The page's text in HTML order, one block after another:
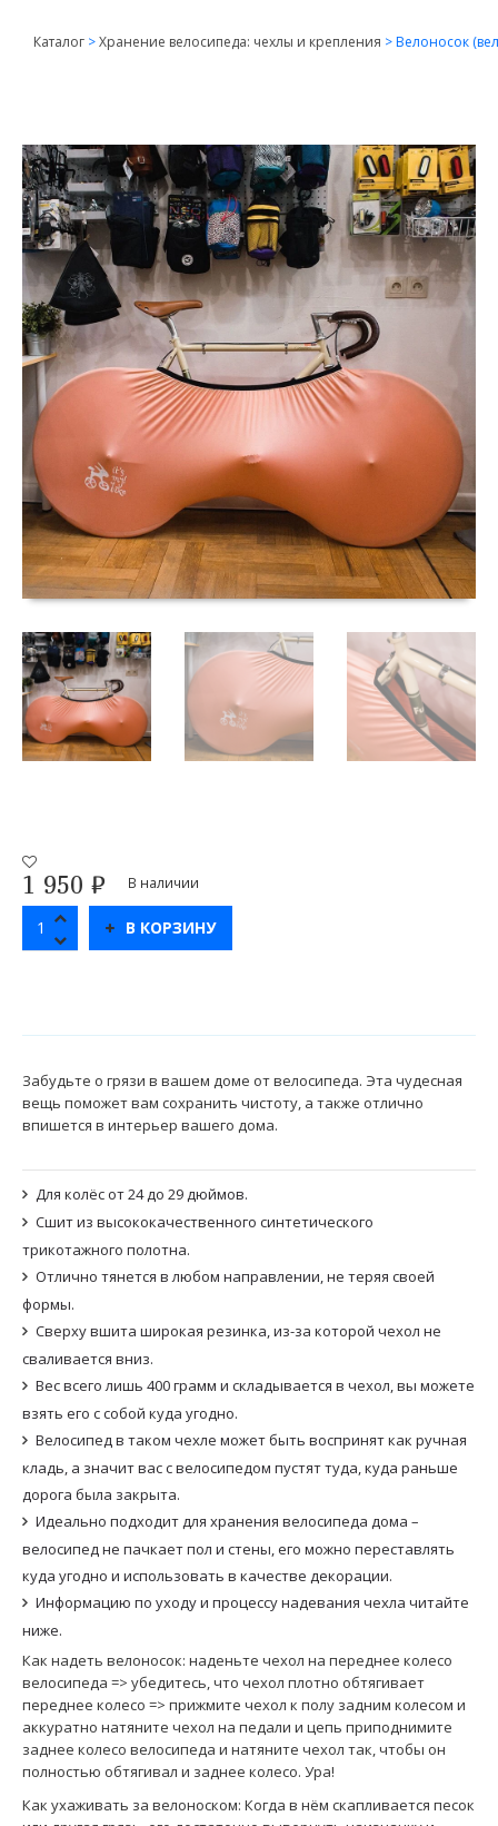
Каталог >Хранение велосипеда: чехлы и крепления >Велоносок
1 950 ₽ В наличии
В КОРЗИНУ
Забудьте о грязи в вашем доме от велосипеда. Эта чудесная
вещь поможет вам сохранить чистоту, а также отлично
впишется в интерьер вашего дома.
Для колёс от 24 до 29 дюймов.
Сшит из высококачественного синтетического
трикотажного полотна.
Отлично тянется в любом направлении, не теряя своей
формы.
Сверху вшита широкая резинка, из-за которой чехол не
сваливается вниз.
Вес всего лишь 400 грамм и складывается в чехол, вы можете
взять его с собой куда угодно.
Велосипед в таком чехле может быть воспринят как ручная
кладь, а значит вас с велосипедом пустят туда, куда раньше
дорога была закрыта.
Идеально подходит для хранения велосипеда дома –
велосипед не пачкает пол и стены, его можно переставлять
куда угодно и использовать в качестве декорации.
Информацию по уходу и процессу надевания чехла читайте
ниже.
Как надеть велоносок: наденьте чехол на переднее колесо
велосипеда => убедитесь, что чехол плотно обтягивает
переднее колесо => прижмите чехол к полу задним колесом и
аккуратно натяните чехол на педали и цепь приподнимите
заднее колесо велосипеда и натяните чехол так, чтобы он
полностью обтягивал и заднее колесо. Ура!
Как ухаживать за велоноском: Когда в нём скапливается песок